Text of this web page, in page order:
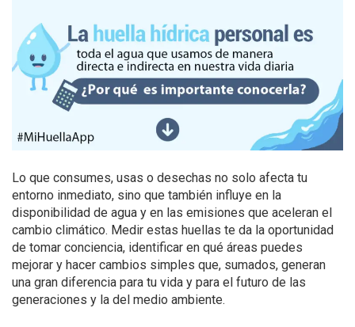
Lo que consumes, usas o desechas no solo afecta tu
entorno inmediato, sino que también influye en la
disponibilidad de agua y en las emisiones que aceleran el
cambio climático. Medir estas huellas te da la oportunidad
de tomar conciencia, identificar en qué áreas puedes
mejorar y hacer cambios simples que, sumados, generan
una gran diferencia para tu vida y para el futuro de las
generaciones y la del medio ambiente.